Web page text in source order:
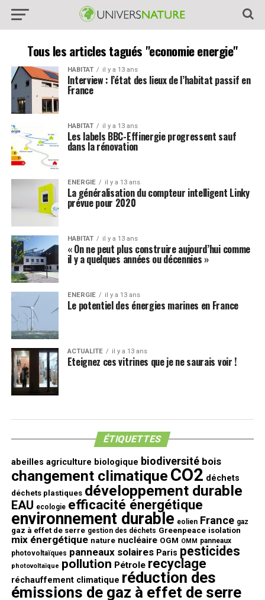
Tous les articles tagués "economie energie"
HABITAT il y a 13 ans
Interview : l’état des lieux de l’habitat passif en
France
HABITAT il y a 13 ans
Les labels BBC-Effinergie progressent sauf
dans la rénovation
ENERGIE il y a 13 ans
La généralisation du compteur intelligent Linky
prévue pour 2020
HABITAT il y a 13 ans
« On ne peut plus construire aujourd’hui comme
il y a quelques années ou décennies »
ENERGIE il y a 13 ans
Le potentiel des énergies marines en France
ACTUALITE il y a 13 ans
Eteignez ces vitrines que je ne saurais voir !
ÉTIQUETTES
abeilles agriculture biologique biodiversité bois
changement climatique CO2 déchets
déchets plastiques développement durable
EAU ecologie efficacité énergétique
environnement durable eolien France gaz
gaz à effet de serre gestion des déchets Greenpeace isolation
mix énergétique nature nucléaire OGM OMM panneaux
photovoltaïques panneaux solaires Paris pesticides
photovoltaïque pollution Pétrole recyclage
réchauffement climatique réduction des
émissions de gaz à effet de serre